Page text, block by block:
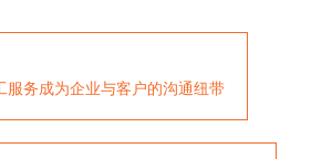
服务成为企业与客户的沟通纽带